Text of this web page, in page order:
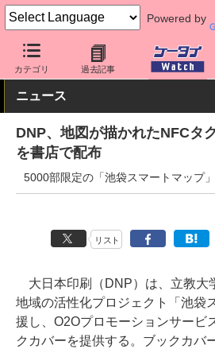
Powered by
カテゴリ 過去記事
ケータイ Watch 最新技術/その他 そ
ニュース
DNP、地図が描かれたNFCタ
を書店で配布
5000部限定の「池袋スマートマップ」
リスト
大日本印刷（DNP）は、立教大
地域の活性化プロジェクト「池袋
援し、O2Oプロモーションサービ
クカバーを提供する。ブックカバ